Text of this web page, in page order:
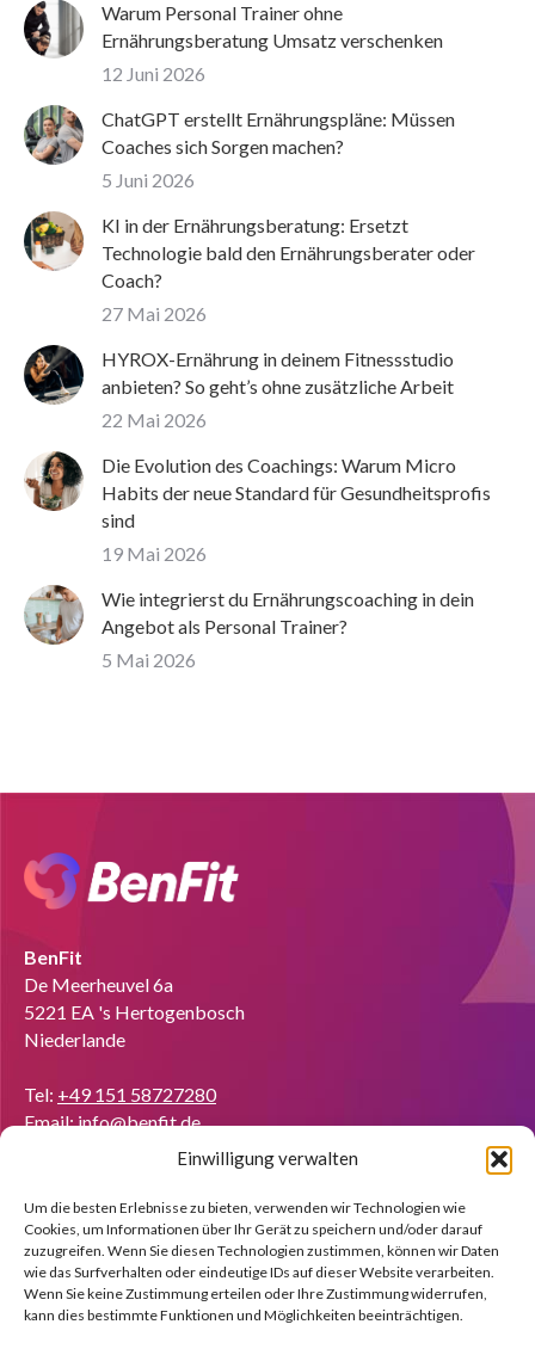
Einwilligung verwalten
Um die besten Erlebnisse zu bieten, verwenden wir Technologien wie
Cookies, um Informationen über Ihr Gerät zu speichern und/oder darauf
zuzugreifen. Wenn Sie diesen Technologien zustimmen, können wir Daten
wie das Surfverhalten oder eindeutige IDs auf dieser Website verarbeiten.
Wenn Sie keine Zustimmung erteilen oder Ihre Zustimmung widerrufen,
kann dies bestimmte Funktionen und Möglichkeiten beeinträchtigen.
Warum Personal Trainer ohne
Ernährungsberatung Umsatz verschenken
12 Juni 2026
ChatGPT erstellt Ernährungspläne: Müssen
Coaches sich Sorgen machen?
5 Juni 2026
KI in der Ernährungsberatung: Ersetzt
Technologie bald den Ernährungsberater oder
Coach?
27 Mai 2026
HYROX-Ernährung in deinem Fitnessstudio
anbieten? So geht’s ohne zusätzliche Arbeit
22 Mai 2026
Die Evolution des Coachings: Warum Micro
Habits der neue Standard für Gesundheitsprofis
sind
19 Mai 2026
Wie integrierst du Ernährungscoaching in dein
Angebot als Personal Trainer?
5 Mai 2026
BenFit
De Meerheuvel 6a
5221 EA 's Hertogenbosch
Niederlande
Tel: +49 151 58727280
Email:info@benfit.de
Coach werden?
Wir zeigen Ihnen anhand einer kostenlosen Demo gerne die
Möglichkeiten.